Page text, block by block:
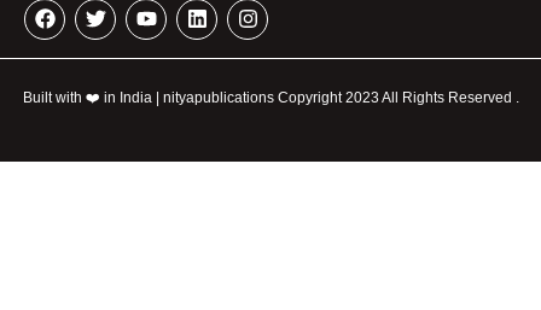
Built with ❤️ in India | nityapublications Copyright 2023 All Rights Reserved .